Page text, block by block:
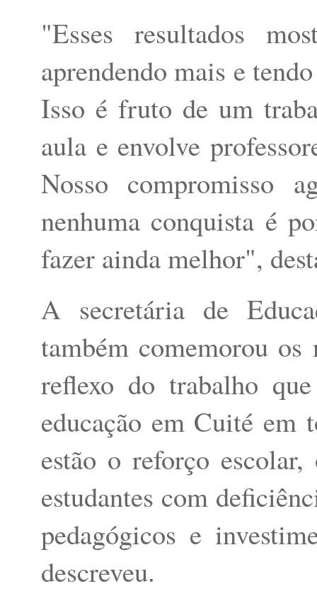
"Esses resultados
aprendendo mais e
Isso é fruto de um
aula e envolve
Nosso compromisso
nenhuma conquista é
fazer ainda melhor",
A secretária de
também comemorou
reflexo do trabalho
educação em Cuité em
estão o reforço escolar,
estudantes com
pedagógicos e
descreveu.